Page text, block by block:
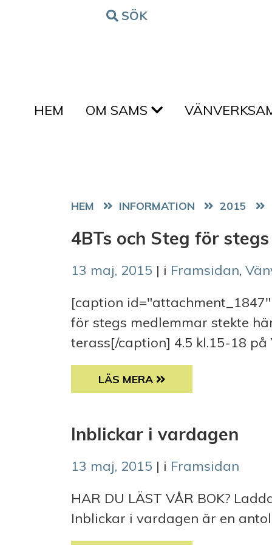
Hoppa till innehålletSÖK
HEM OM SAMS
HEM 2015
4BTs och Steg för
13 maj, 2015 | i Framsidan,
[caption
för stegs medlemmar stekte
terass[/caption] 4.5 kl.15-18 på
4BTS OCH STEG FÖR STEGS
LÄS MERA
Inblickar i vardagen
13 maj, 2015 | i Framsidan
HAR DU LÄST VÅR BOK?
Inblickar i vardagen är en